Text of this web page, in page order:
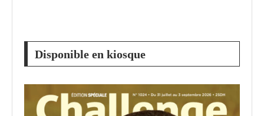
Disponible en kiosque